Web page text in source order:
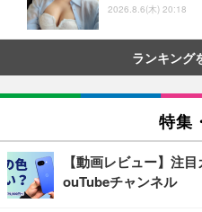
2026.8.6(木) 20:18
ランキング
特集
【動画レビュー】注
ouTubeチャンネル